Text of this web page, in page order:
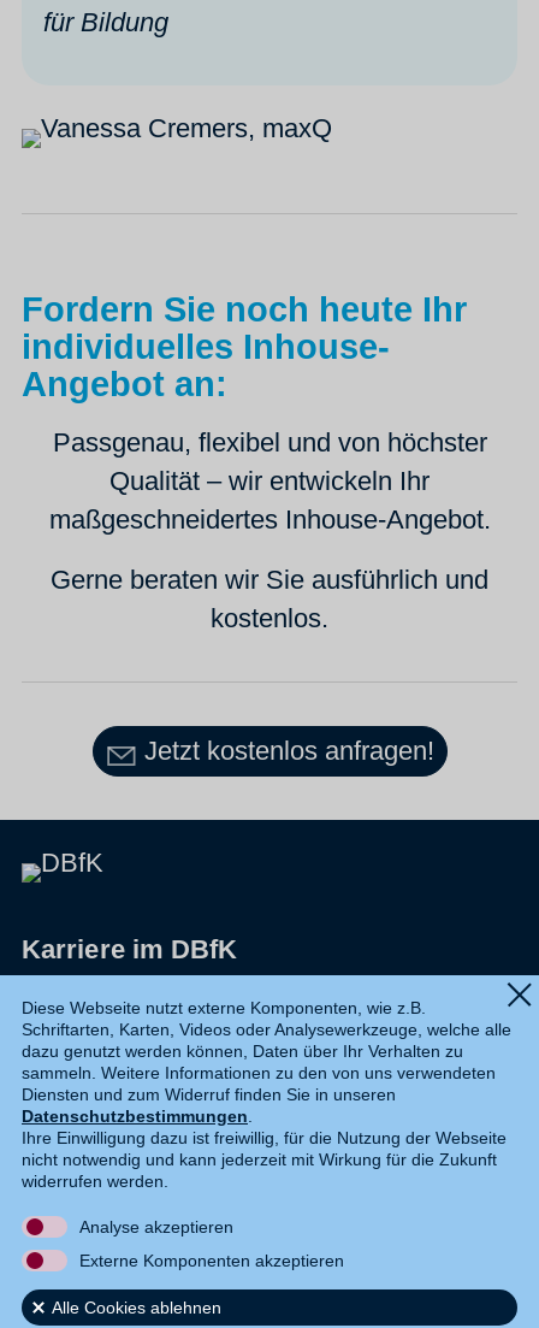
für Bildung
Fordern Sie noch heute Ihr
individuelles Inhouse-
Angebot an:
Passgenau, flexibel und von höchster
Qualität – wir entwickeln Ihr
maßgeschneidertes Inhouse-Angebot.
Gerne beraten wir Sie ausführlich und
kostenlos.
Jetzt kostenlos anfragen!
Karriere im DBfK
Datenschutz
Shop
Widerruf
Kontakt
DE EN
Diese Webseite nutzt externe Komponenten, wie z.B.
Schriftarten, Karten, Videos oder Analysewerkzeuge, welche alle
dazu genutzt werden können, Daten über Ihr Verhalten zu
sammeln. Weitere Informationen zu den von uns verwendeten
Diensten und zum Widerruf finden Sie in unseren
Datenschutzbestimmungen.
Ihre Einwilligung dazu ist freiwillig, für die Nutzung der Webseite
nicht notwendig und kann jederzeit mit Wirkung für die Zukunft
widerrufen werden.
Analyse akzeptieren
Externe Komponenten akzeptieren
Alle Cookies ablehnen